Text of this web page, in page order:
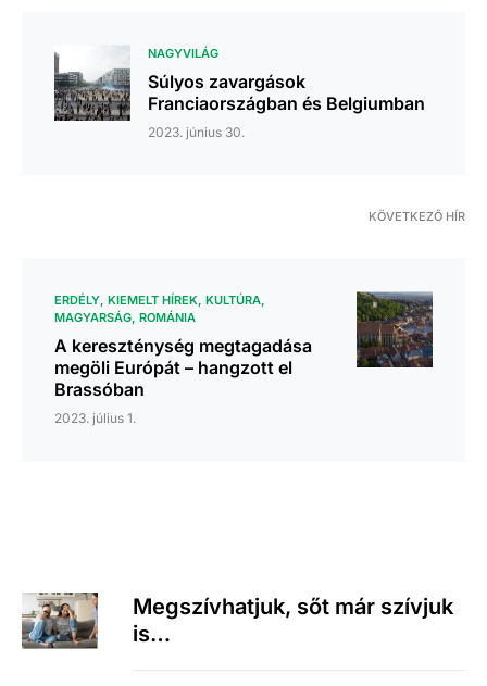
NAGYVILÁG
Súlyos zavargások
Franciaországban és Belgiumban
2023. június 30.
KÖVETKEZŐ HÍR
ERDÉLY KIEMELT HÍREK KULTÚRA
MAGYARSÁG ROMÁNIA
A kereszténység megtagadása
megöli Európát – hangzott el
Brassóban
2023. július 1.
Megszívhatjuk, sőt már szívjuk
is…